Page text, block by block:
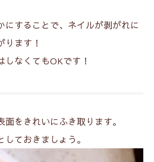
にすることで、ネイルが剥がれに
ります！
しなくてもOKです！
をきれいにふき取ります。
ておきましょう。